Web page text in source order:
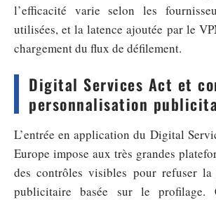
l’efficacité varie selon les
utilisées, et la latence ajoutée par le
chargement du flux de défilement.
Digital Services Act et
personnalisation
L’entrée en application du Digital
Europe impose aux très grandes
des contrôles visibles pour refuser la
publicitaire basée sur le profilage.